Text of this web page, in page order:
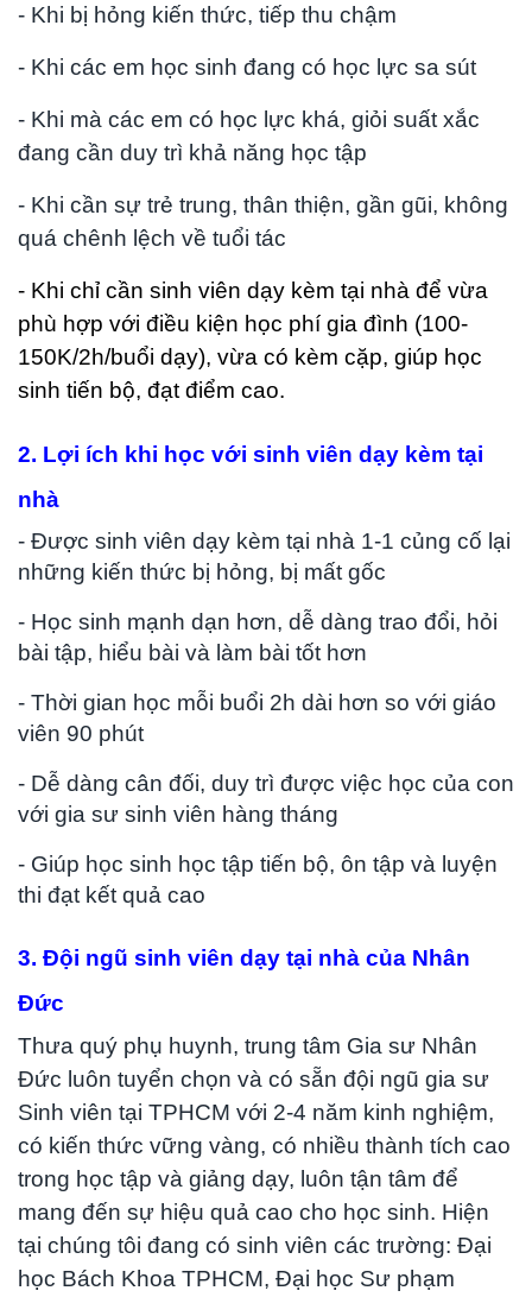
- Khi bị hỏng kiến thức, tiếp thu chậm
- Khi các em học sinh đang có học lực sa sút
- Khi mà các em có học lực khá, giỏi suất xắc
đang cần duy trì khả năng học tập
- Khi cần sự trẻ trung, thân thiện, gần gũi, không
quá chênh lệch về tuổi tác
- Khi chỉ cần sinh viên dạy kèm tại nhà để vừa
phù hợp với điều kiện học phí gia đình (100-
150K/2h/buổi dạy), vừa có kèm cặp, giúp học
sinh tiến bộ, đạt điểm cao.
2. Lợi ích khi học với sinh viên dạy kèm tại
nhà
- Được sinh viên dạy kèm tại nhà 1-1 củng cố lại
những kiến thức bị hỏng, bị mất gốc
- Học sinh mạnh dạn hơn, dễ dàng trao đổi, hỏi
bài tập, hiểu bài và làm bài tốt hơn
- Thời gian học mỗi buổi 2h dài hơn so với giáo
viên 90 phút
- Dễ dàng cân đối, duy trì được việc học của con
với gia sư sinh viên hàng tháng
- Giúp học sinh học tập tiến bộ, ôn tập và luyện
thi đạt kết quả cao
3. Đội ngũ sinh viên dạy tại nhà của Nhân
Đức
Thưa quý phụ huynh, trung tâm Gia sư Nhân
Đức luôn tuyển chọn và có sẵn đội ngũ gia sư
Sinh viên tại TPHCM với 2-4 năm kinh nghiệm,
có kiến thức vững vàng, có nhiều thành tích cao
trong học tập và giảng dạy, luôn tận tâm để
mang đến sự hiệu quả cao cho học sinh. Hiện
tại chúng tôi đang có sinh viên các trường: Đại
học Bách Khoa TPHCM, Đại học Sư phạm